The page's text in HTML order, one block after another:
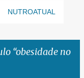
NUTROATUAL
obesidade no